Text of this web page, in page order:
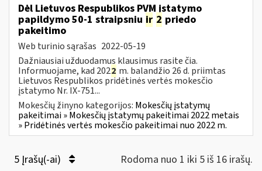
Dėl Lietuvos Respublikos PVM įstatymo
papildymo 50-1 straipsniu ir 2 priedo
pakeitimo
Web turinio sąrašas 2022-05-19
Dažniausiai užduodamus klausimus rasite čia.
Informuojame, kad 2022 m. balandžio 26 d. priimtas
Lietuvos Respublikos pridėtinės vertės mokesčio
įstatymo Nr. IX-751...
Mokesčių žinyno kategorijos: Mokesčių įstatymų
pakeitimai » Mokesčių įstatymų pakeitimai 2022 metais
» Pridėtinės vertės mokesčio pakeitimai nuo 2022 m.
5 Įrašų(-ai) Rodoma nuo 1 iki 5 iš 16 irašų.